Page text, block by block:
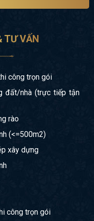
TƯ VẤN
công trọn gói
đất/nhà (trực tiếp tận
rào
(<=500m2)
xây dựng
công trọn gói